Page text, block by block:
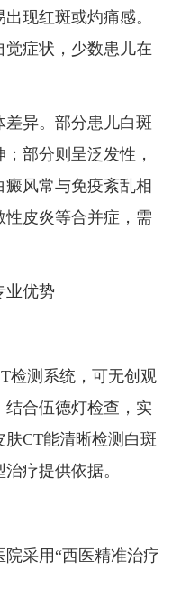
现红斑或灼痛感。
症状，少数患儿在
异。部分患儿白斑
部分则呈泛发性，
风常与免疫紊乱相
性皮炎等合并症，需
优势
测系统，可无创观
合伍德灯检查，实
CT能清晰检测白斑
疗提供依据。
采用“西医精准治疗